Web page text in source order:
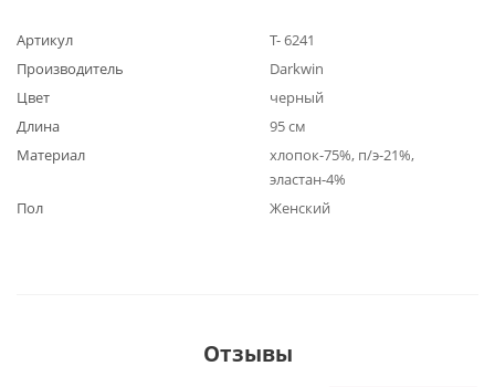
Артикул
Т- 6241
Производитель
Darkwin
Цвет
черный
Длина
95 см
Материал
хлопок-75%, п/э-21%,
эластан-4%
Пол
Женский
Отзывы